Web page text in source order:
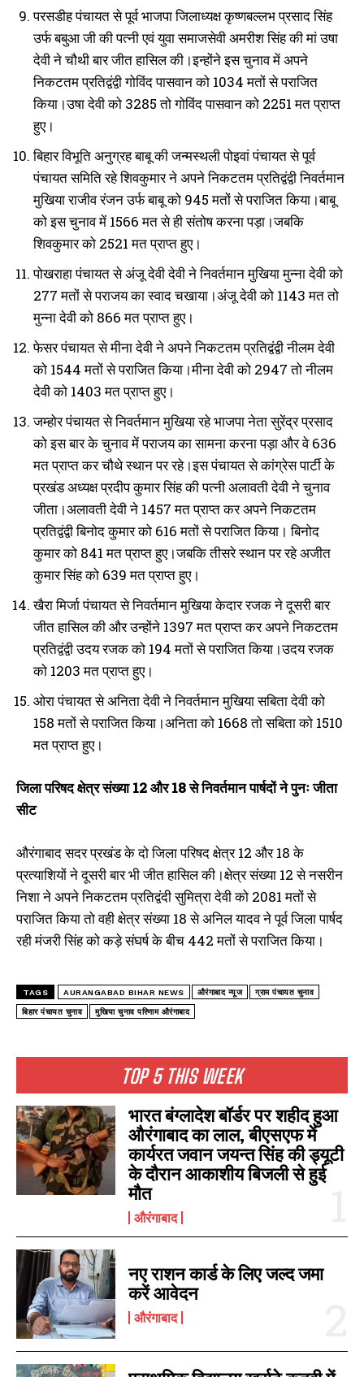
I WANT IN
I've read and accept thePrivacy Policy.
TOP 5 THIS WEEK
भारत बंग्लादेश बॉर्डर पर शहीद हुआ
औरंगाबाद का लाल, बीएसएफ में
कार्यरत जवान जयन्त सिंह की ड्यूटी
के दौरान आकाशीय बिजली से हुई
मौत
औरंगाबाद
नए राशन कार्ड के लिए जल्द जमा
करें आवेदन
औरंगाबाद
परसडीह पंचायत से पूर्व भाजपा जिलाध्यक्ष कृष्णबल्लभ प्रसाद सिंह
उर्फ बबुआ जी की पत्नी एवं युवा समाजसेवी अमरीश सिंह की मां उषा
देवी ने चौथी बार जीत हासिल की।इन्होंने इस चुनाव में अपने
निकटतम प्रतिद्वंद्वी गोविंद पासवान को 1034 मतों से पराजित
किया।उषा देवी को 3285 तो गोविंद पासवान को 2251 मत प्राप्त
हुए।
बिहार विभूति अनुग्रह बाबू की जन्मस्थली पोइवां पंचायत से पूर्व
पंचायत समिति रहे शिवकुमार ने अपने निकटतम प्रतिद्वंद्वी निवर्तमान
मुखिया राजीव रंजन उर्फ बाबू को 945 मतों से पराजित किया।बाबू
को इस चुनाव में 1566 मत से ही संतोष करना पड़ा।जबकि
शिवकुमार को 2521 मत प्राप्त हुए।
पोखराहा पंचायत से अंजू देवी देवी ने निवर्तमान मुखिया मुन्ना देवी को
277 मतों से पराजय का स्वाद चखाया।अंजू देवी को 1143 मत तो
मुन्ना देवी को 866 मत प्राप्त हुए।
फेसर पंचायत से मीना देवी ने अपने निकटतम प्रतिद्वंद्वी नीलम देवी
को 1544 मतों से पराजित किया।मीना देवी को 2947 तो नीलम
देवी को 1403 मत प्राप्त हुए।
जम्होर पंचायत से निवर्तमान मुखिया रहे भाजपा नेता सुरेंद्र प्रसाद
को इस बार के चुनाव में पराजय का सामना करना पड़ा और वे 636
मत प्राप्त कर चौथे स्थान पर रहे।इस पंचायत से कांग्रेस पार्टी के
प्रखंड अध्यक्ष प्रदीप कुमार सिंह की पत्नी अलावती देवी ने चुनाव
जीता।अलावती देवी ने 1457 मत प्राप्त कर अपने निकटतम
प्रतिद्वंद्वी बिनोद कुमार को 616 मतों से पराजित किया। बिनोद
कुमार को 841 मत प्राप्त हुए।जबकि तीसरे स्थान पर रहे अजीत
कुमार सिंह को 639 मत प्राप्त हुए।
खैरा मिर्जा पंचायत से निवर्तमान मुखिया केदार रजक ने दूसरी बार
जीत हासिल की और उन्होंने 1397 मत प्राप्त कर अपने निकटतम
प्रतिद्वंद्वी उदय रजक को 194 मतों से पराजित किया।उदय रजक
को 1203 मत प्राप्त हुए।
ओरा पंचायत से अनिता देवी ने निवर्तमान मुखिया सबिता देवी को
158 मतों से पराजित किया।अनिता को 1668 तो सबिता को 1510
मत प्राप्त हुए।
जिला परिषद क्षेत्र संख्या 12 और 18 से निवर्तमान पार्षदों ने पुनः जीता
सीट
औरंगाबाद सदर प्रखंड के दो जिला परिषद क्षेत्र 12 और 18 के
प्रत्याशियों ने दूसरी बार भी जीत हासिल की।क्षेत्र संख्या 12 से नसरीन
निशा ने अपने निकटतम प्रतिद्वंदी सुमित्रा देवी को 2081 मतों से
पराजित किया तो वही क्षेत्र संख्या 18 से अनिल यादव ने पूर्व जिला पार्षद
रही मंजरी सिंह को कड़े संघर्ष के बीच 442 मतों से पराजित किया।
TAGS AURANGABAD BIHAR NEWS औरंगाबाद न्यूज ग्राम पंचायत चुनाव
बिहार पंचायत चुनाव मुखिया चुनाव परिणाम औरंगाबाद